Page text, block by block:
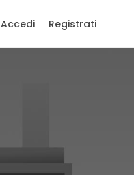
Accedi Registrati